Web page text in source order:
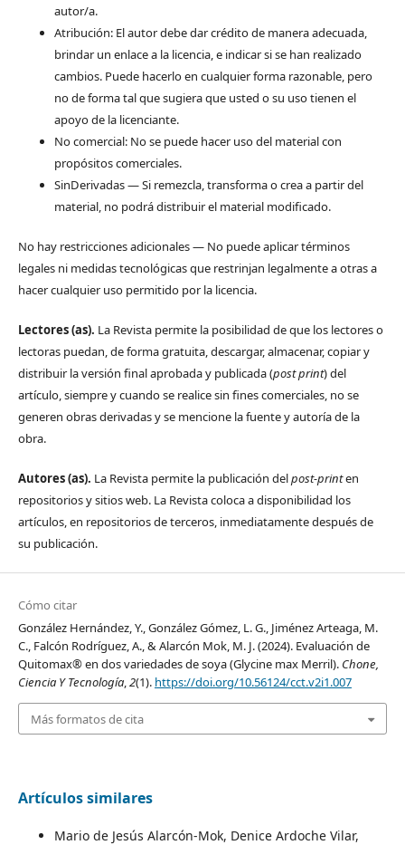
autor/a.
Atribución: El autor debe dar crédito de manera adecuada,
brindar un enlace a la licencia, e indicar si se han realizado
cambios. Puede hacerlo en cualquier forma razonable, pero
no de forma tal que sugiera que usted o su uso tienen el
apoyo de la licenciante.
No comercial: No se puede hacer uso del material con
propósitos comerciales.
SinDerivadas — Si remezcla, transforma o crea a partir del
material, no podrá distribuir el material modificado.
No hay restricciones adicionales — No puede aplicar términos
legales ni medidas tecnológicas que restrinjan legalmente a otras a
hacer cualquier uso permitido por la licencia.
Lectores (as). La Revista permite la posibilidad de que los lectores o
lectoras puedan, de forma gratuita, descargar, almacenar, copiar y
distribuir la versión final aprobada y publicada (post print) del
artículo, siempre y cuando se realice sin fines comerciales, no se
generen obras derivadas y se mencione la fuente y autoría de la
obra.
Autores (as). La Revista permite la publicación delpost-printen
repositorios y sitios web. La Revista coloca a disponibilidad los
artículos, en repositorios de terceros, inmediatamente después de
su publicación.
Cómo citar
González Hernández, Y., González Gómez, L. G., Jiménez Arteaga, M.
C., Falcón Rodríguez, A., & Alarcón Mok, M. J. (2024). Evaluación de
Quitomax® en dos variedades de soya (Glycine max Merril). Chone,
Ciencia Y Tecnología,2(1). https://doi.org/10.56124/cct.v2i1.007
Más formatos de cita
Artículos similares
Mario de Jesús Alarcón-Mok, Denice Ardoche Vilar,